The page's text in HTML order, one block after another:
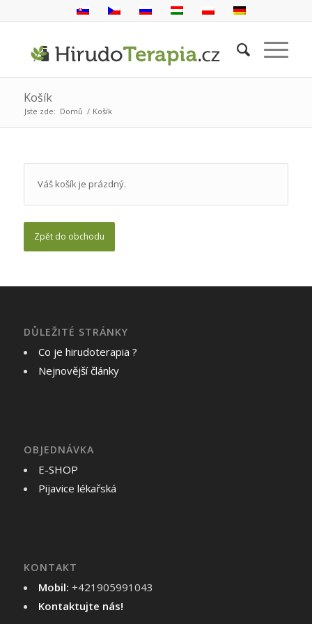
Košík
Jste zde: Domů / Košík
Váš košík je prázdný.
Zpět do obchodu
DŮLEŽITÉ STRÁNKY
Co je hirudoterapia ?
Nejnovější články
OBJEDNÁVKA
E-SHOP
Pijavice lékařská
KONTAKT
Mobil: +421905991043
Kontaktujte nás!